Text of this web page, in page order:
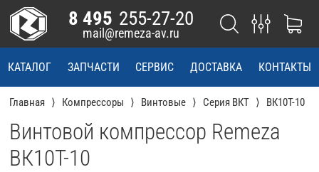
КАТАЛОГ ЗАПЧАСТИ СЕРВИС ДОСТАВКА КОНТАКТЫ
8 495 255-27-20
mail@remeza-av.ru
Главная Компрессоры Винтовые Серия ВКТ ВК10Т-10
Винтовой компрессор Remeza
ВК10Т-10